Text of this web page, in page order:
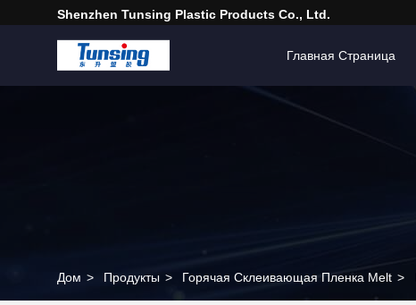
Shenzhen Tunsing Plastic Products Co., Ltd.
Главная Страница
Дом > Продукты > Горячая Склеивающая Пленка Melt >